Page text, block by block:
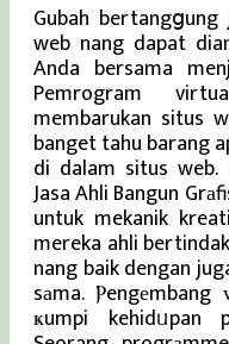
Gubah
web nang dapat
Anda bersama
Pemrogram
membarukan situs
banget tahu barang
di dalam situs web.
Jasa Ahli Bangun
untuk mekanik
mereka ahli
nang baik dengan
sаma.
ҝumpi kehidᥙpan